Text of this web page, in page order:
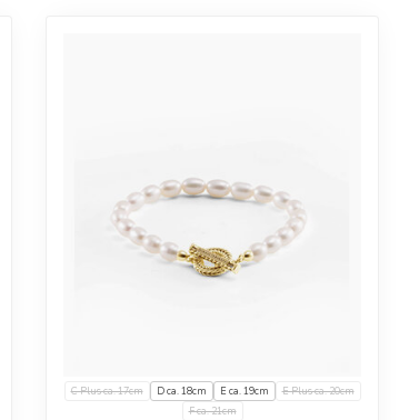
C Plus ca. 17cm D ca. 18cm E ca. 19cm
E Plus ca. 20cm
F ca. 21cm